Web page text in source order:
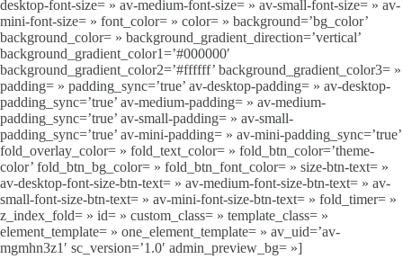
desktop-font-size= » av-medium-font-size= » av-small-font-size= » av-
mini-font-size= » font_color= » color= » background=’bg_color’
background_color= » background_gradient_direction=’vertical’
background_gradient_color1=’#000000′
background_gradient_color2=’#ffffff’ background_gradient_color3= »
padding= » padding_sync=’true’ av-desktop-padding= » av-desktop-
padding_sync=’true’ av-medium-padding= » av-medium-
padding_sync=’true’ av-small-padding= » av-small-
padding_sync=’true’ av-mini-padding= » av-mini-padding_sync=’true’
fold_overlay_color= » fold_text_color= » fold_btn_color=’theme-
color’ fold_btn_bg_color= » fold_btn_font_color= » size-btn-text= »
av-desktop-font-size-btn-text= » av-medium-font-size-btn-text= » av-
small-font-size-btn-text= » av-mini-font-size-btn-text= » fold_timer= »
z_index_fold= » id= » custom_class= » template_class= »
element_template= » one_element_template= » av_uid=’av-
mgmhn3z1′ sc_version=’1.0′ admin_preview_bg= »]